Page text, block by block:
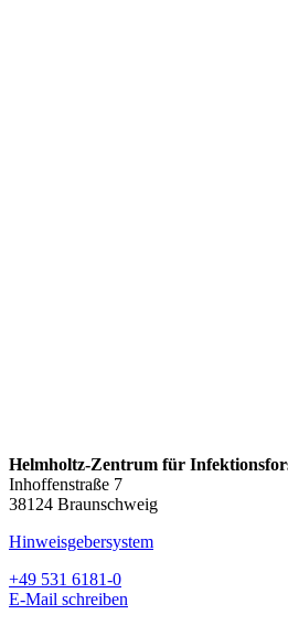
Helmholtz-Zentrum für
Inhoffenstraße 7
38124 Braunschweig
Hinweisgebersystem
+49 531 6181-0
E-Mail schreiben